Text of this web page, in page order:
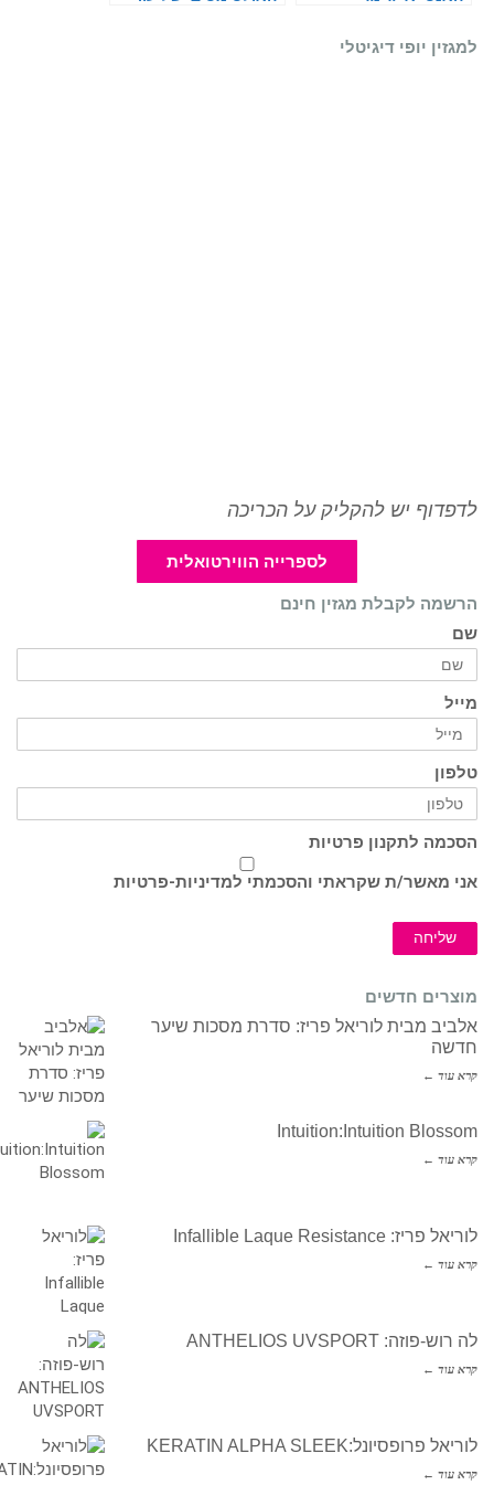
למגזין יופי דיגיטלי
לדפדוף יש להקליק על הכריכה
לספרייה הווירטואלית
הרשמה לקבלת מגזין חינם
שם
מייל
טלפון
הסכמה לתקנון פרטיות
אני מאשר/ת שקראתי והסכמתי למדיניות-פרטיות
שליחה
מוצרים חדשים
אלביב מבית לוריאל פריז: סדרת מסכות שיער
חדשה
קרא עוד ←
Intuition:Intuition Blossom
קרא עוד ←
לוריאל פריז: Infallible Laque Resistance
קרא עוד ←
לה רוש-פוזה: ANTHELIOS UVSPORT
קרא עוד ←
לוריאל פרופסיונל:KERATIN ALPHA SLEEK
קרא עוד ←